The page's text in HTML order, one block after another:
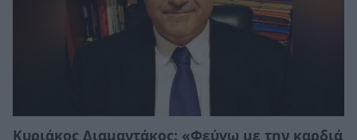
Κυριάκος Διαμαντάκος: «Φεύγω με την καρδιά